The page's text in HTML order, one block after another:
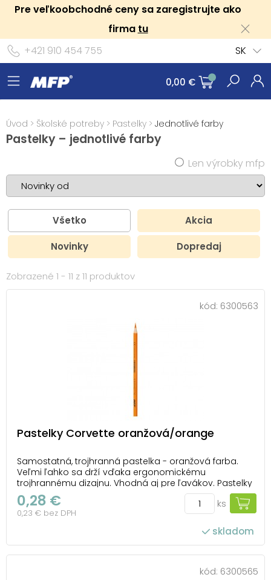
Pre veľkoobchodné ceny sa zaregistrujte ako
firma tu
+421 910 454 755
SK
0,00 €
Úvod > Školské potreby > Pastelky > Jednotlivé farby
Pastelky – jednotlivé farby
Len výrobky mfp
Všetko Akcia
Novinky Dopredaj
Zobrazené 1 - 11 z 11 produktov
kód: 6300563
Pastelky Corvette oranžová/orange
Samostatná, trojhranná pastelka - oranžová farba.
Veľmi ľahko sa drží vďaka ergonomickému
trojhrannému dizajnu. Vhodná aj pre ľavákov. Pastelky
sú zdravotne nezávadné, extra nelámavé s výraznými
farbami a jednoduchým strúhaním. UPOZORNENIE:
Nevhodné pre deti do 3 rokov. Nebezpečenstvo udu...
0,28 €
0,23 € bez DPH
ks
skladom
kód: 6300565